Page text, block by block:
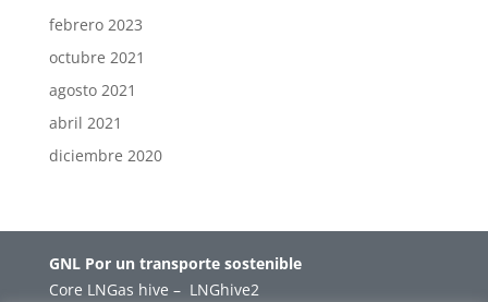
febrero 2023
octubre 2021
agosto 2021
abril 2021
diciembre 2020
GNL Por un transporte sostenible
Core LNGas hive – LNGhive2